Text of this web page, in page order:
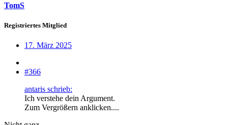
TomS
Registriertes Mitglied
17. März 2025
#366
antaris schrieb:
Ich verstehe dein Argument.
Zum Vergrößern anklicken....